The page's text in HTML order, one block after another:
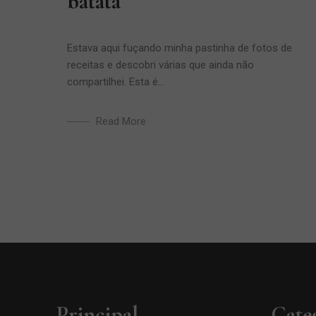
Estava aqui fuçando minha pastinha de fotos de
receitas e descobri várias que ainda não
compartilhei. Esta é...
Read More